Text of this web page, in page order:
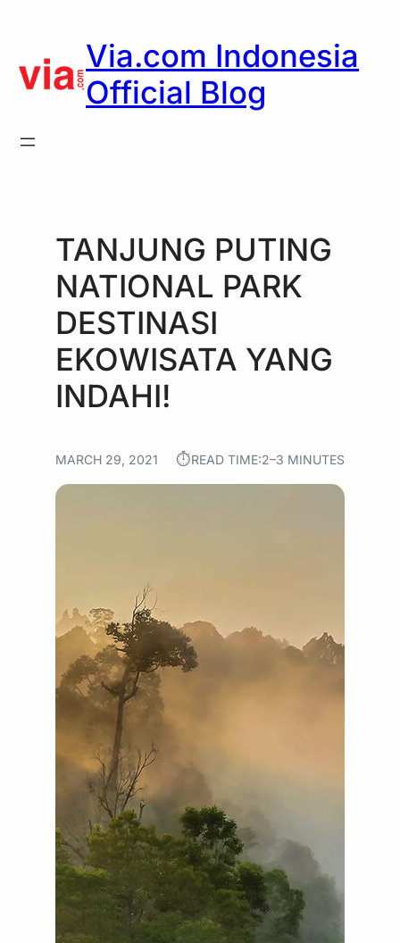
content
Via.com Indonesia
Official Blog
TANJUNG PUTING
NATIONAL PARK
DESTINASI
EKOWISATA YANG
INDAHI!
MARCH 29, 2021 ⏱︎READ TIME:2–3 MINUTES